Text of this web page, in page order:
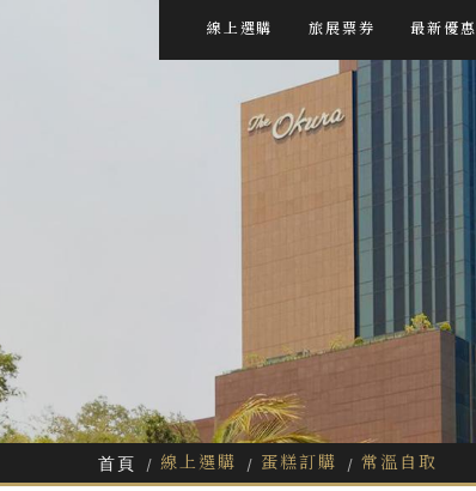
線上選購 旅展票券 最新優惠
首頁 線上選購 蛋糕訂購 常溫自取